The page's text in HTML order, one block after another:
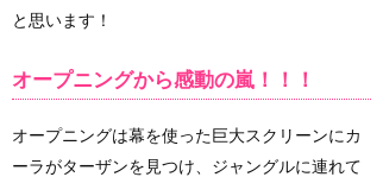
と思います！
オープニングから感動の嵐！！！
オープニングは幕を使った巨大スクリーンにカ
ーラがターザンを見つけ、ジャングルに連れて